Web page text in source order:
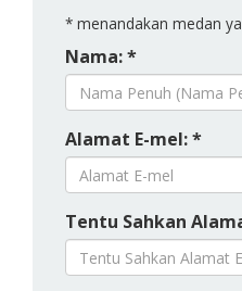
* menandakan medan
Nama: *
Alamat E-mel: *
Tentu Sahkan